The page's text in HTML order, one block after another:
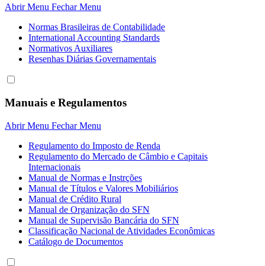
Abrir Menu Fechar Menu
Normas Brasileiras de Contabilidade
International Accounting Standards
Normativos Auxiliares
Resenhas Diárias Governamentais
Manuais e Regulamentos
Abrir Menu Fechar Menu
Regulamento do Imposto de Renda
Regulamento do Mercado de Câmbio e Capitais
Internacionais
Manual de Normas e Instrções
Manual de Títulos e Valores Mobiliários
Manual de Crédito Rural
Manual de Organização do SFN
Manual de Supervisão Bancária do SFN
Classificação Nacional de Atividades Econômicas
Catálogo de Documentos